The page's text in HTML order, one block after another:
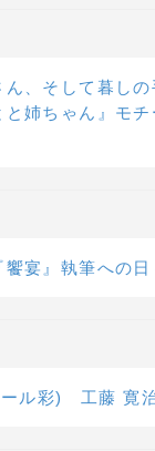
、そして暮し
姉ちゃん』モ
宴』執筆への
ール彩) 工藤 寛